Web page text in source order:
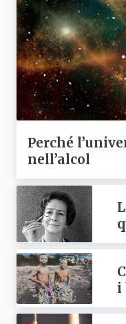
Perché
nell’alcol
i